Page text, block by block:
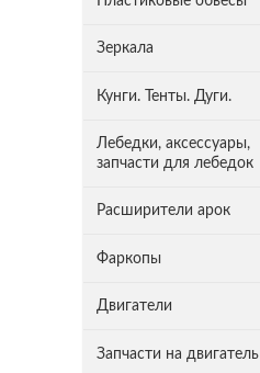
Зеркала
Кунги. Тенты. Дуги.
Лебедки, аксессуары,
запчасти для лебедок
Расширители арок
Фаркопы
Двигатели
Запчасти на двигатель